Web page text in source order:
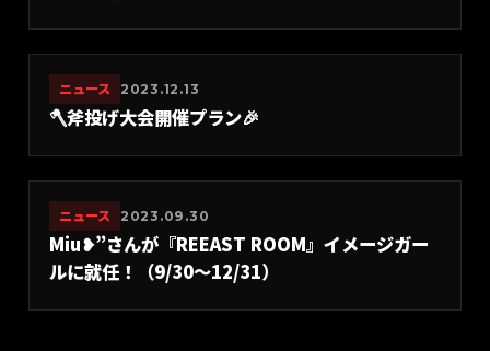
ニュース 2023.12.13
🪓斧投げ大会開催プラン🎉
ニュース 2023.09.30
Miu❥”さんが『REEAST ROOM』イメージガー
ルに就任！（9/30〜12/31）